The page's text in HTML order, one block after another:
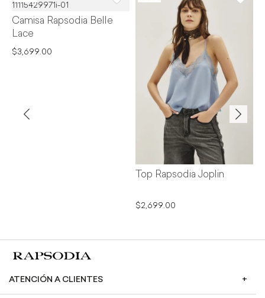
Camisa Rapsodia Belle
Lace
$3,699.00
Top Rapsodia Joplin
$2,699.00
ATENCIÓN A CLIENTES